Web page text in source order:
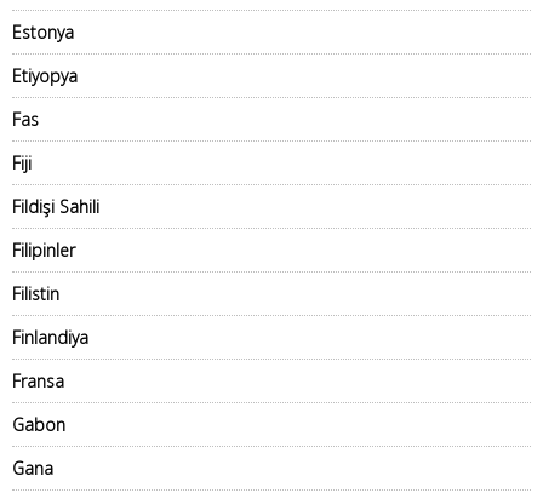
Estonya
Etiyopya
Fas
Fiji
Fildişi Sahili
Filipinler
Filistin
Finlandiya
Fransa
Gabon
Gana